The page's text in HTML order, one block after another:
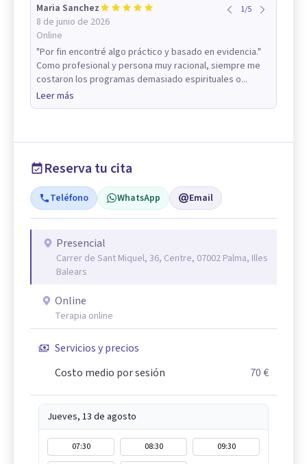
Maria Sanchez
8 de junio de 2026
Online
1/5
"Por fin encontré algo práctico y basado en evidencia."
Como profesional y persona muy racional, siempre me
costaron los programas demasiado espirituales o...
Leer más
Reserva tu cita
Teléfono WhatsApp Email
Presencial
Carrer de Sant Miquel, 36, Centre, 07002 Palma, Illes
Balears
Online
Terapia online
Servicios y precios
Costo medio por sesión
70 €
Jueves, 13 de agosto
07:30 08:30
09:30